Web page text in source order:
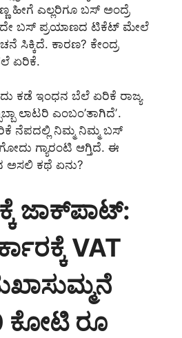
ಎಲ್ಲರಿಗೂ ಬಸ್ ಅಂದ್ರೆ
ಬಸ್ ಪ್ರಯಾಣದ ಟಿಕೆಟ್ ಮೇಲೆ
ಸಿಕ್ಕಿದೆ. ಕಾರಣ? ಕೇಂದ್ರ
ಏರಿಕೆ.
ಕಡೆ ಇಂಧನ ಬೆಲೆ ಏರಿಕೆ ರಾಜ್ಯ
ಲಾಟರಿ ಎಂಬಂ’ತಾಗಿದೆʼ.
ನೆಪದಲ್ಲಿ ನಿಮ್ಮ ನಿಮ್ಮ ಬಸ್
ಗ್ಯಾರಂಟಿ ಆಗ್ತಿದೆ. ಈ
ಕಥೆ ಏನು?
ಜಾಕ್‌ಪಾಟ್:
VAT
ಕೋಟಿ ರೂ